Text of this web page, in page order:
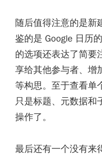
随后值得注意的是新
鉴的是 Google 日历
的选项还表达了简要
享给其他参与者、增
等构思。至于查看单
只是标题、元数据和
操作了。
最后还有一个没有来